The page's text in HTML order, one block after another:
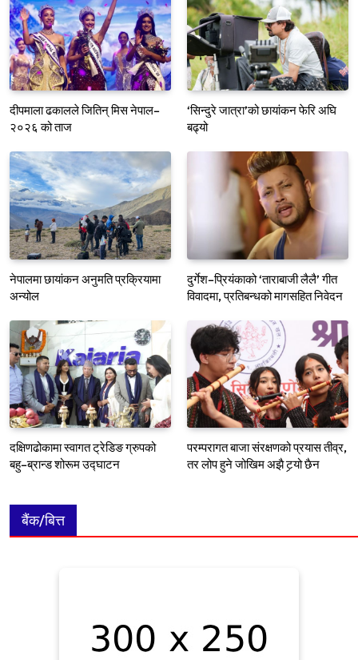
दीपमाला ढकालले जितिन् मिस नेपाल–
२०२६ को ताज
‘सिन्दुरे जात्रा’को छायांकन फेरि अघि
बढ्यो
नेपालमा छायांकन अनुमति प्रक्रियामा
अन्योल
दुर्गेश–प्रियंकाको ‘ताराबाजी लैलै’ गीत
विवादमा, प्रतिबन्धको मागसहित निवेदन
दक्षिणढोकामा स्वागत ट्रेडिङ ग्रुपको
बहु–ब्रान्ड शोरूम उद्घाटन
परम्परागत बाजा संरक्षणको प्रयास तीव्र,
तर लोप हुने जोखिम अझै टर्‍यो छैन
बैंक/बित्त